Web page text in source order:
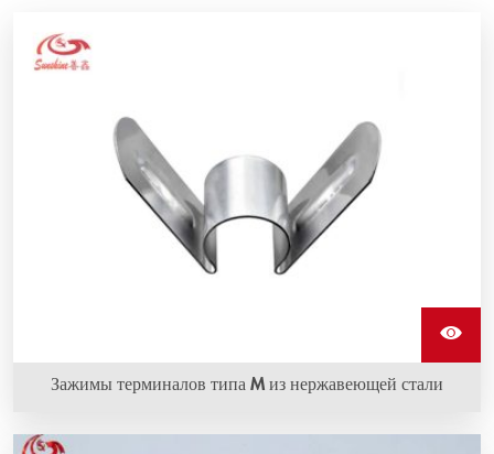
Зажимы терминалов типа M из нержавеющей стали
Зажимы терминалов типа M из нержавеющей стали -